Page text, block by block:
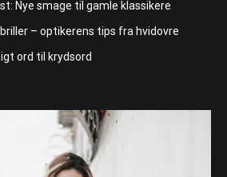
Nye smage til gamle klassikere
– optikerens tips fra hvidovre
ord til krydsord